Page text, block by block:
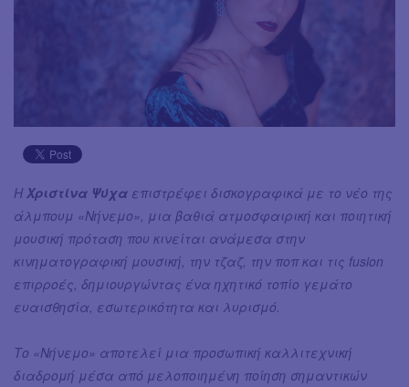
Η Χριστίνα Ψύχα επιστρέφει δισκογραφικά με το νέο της
άλμπουμ «Νήνεμο», μια βαθιά ατμοσφαιρική και ποιητική
μουσική πρόταση που κινείται ανάμεσα στην
κινηματογραφική μουσική, την τζαζ, την ποπ και τις fusion
επιρροές, δημιουργώντας ένα ηχητικό τοπίο γεμάτο
ευαισθησία, εσωτερικότητα και λυρισμό.
Το «Νήνεμο» αποτελεί μια προσωπική καλλιτεχνική
διαδρομή μέσα από μελοποιημένη ποίηση σημαντικών